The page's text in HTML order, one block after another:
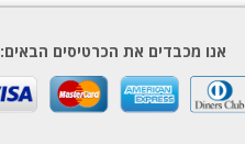
אנו מכבדים את הכרטיסים הבאים: